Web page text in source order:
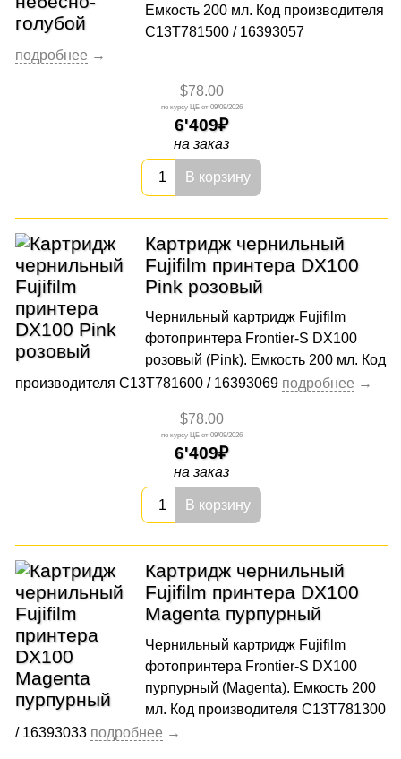
Емкость 200 мл. Код производителя
C13T781500 / 16393057
$78.00
09/08/2026
6'409
на заказ
В корзину
Картридж чернильный
Fujifilm принтера DX100
Pink розовый
Чернильный картридж Fujifilm
фотопринтера Frontier-S DX100
розовый (Pink). Емкость 200 мл. Код
производителя C13T781600 / 16393069
$78.00
09/08/2026
6'409
на заказ
В корзину
Картридж чернильный
Fujifilm принтера DX100
Magenta пурпурный
Чернильный картридж Fujifilm
фотопринтера Frontier-S DX100
пурпурный (Magenta). Емкость 200
мл. Код производителя C13T781300
/ 16393033